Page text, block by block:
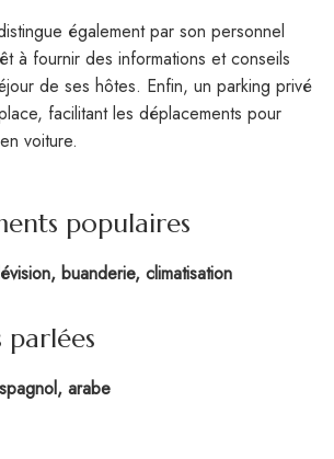
également par son personnel
à fournir des informations et conseils
de ses hôtes. Enfin, un parking privé
facilitant les déplacements pour
voiture.
populaires
buanderie, climatisation
parlées
arabe